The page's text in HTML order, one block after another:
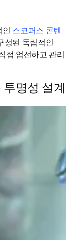
인 스코퍼스 콘텐
성된 독립적인
접 엄선하고 관리
명성 설계